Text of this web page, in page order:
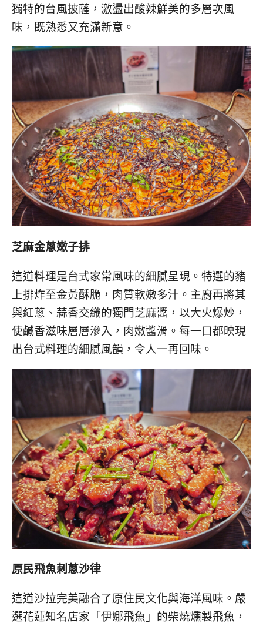
獨特的台風披薩，激盪出酸辣鮮美的多層次風
味，既熟悉又充滿新意。
芝麻金蔥嫩子排
這道料理是台式家常風味的細膩呈現。特選的豬
上排炸至金黃酥脆，肉質軟嫩多汁。主廚再將其
與紅蔥、蒜香交織的獨門芝麻醬，以大火爆炒，
使鹹香滋味層層滲入，肉嫩醬滑。每一口都映現
出台式料理的細膩風韻，令人一再回味。
原民飛魚刺蔥沙律
這道沙拉完美融合了原住民文化與海洋風味。嚴
選花蓮知名店家「伊娜飛魚」的柴燒燻製飛魚，